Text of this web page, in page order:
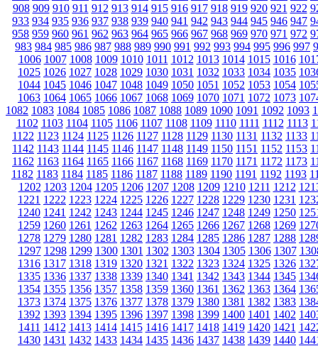
908 909 910 911 912 913 914 915 916 917 918 919 920 921 922
933 934 935 936 937 938 939 940 941 942 943 944 945 946 947
958 959 960 961 962 963 964 965 966 967 968 969 970 971 972
983 984 985 986 987 988 989 990 991 992 993 994 995 996 997
1006 1007 1008 1009 1010 1011 1012 1013 1014 1015 1016
1025 1026 1027 1028 1029 1030 1031 1032 1033 1034 1035
1044 1045 1046 1047 1048 1049 1050 1051 1052 1053 1054
1063 1064 1065 1066 1067 1068 1069 1070 1071 1072 1073
1082 1083 1084 1085 1086 1087 1088 1089 1090 1091 1092 1093
1102 1103 1104 1105 1106 1107 1108 1109 1110 1111 1112 1113
1122 1123 1124 1125 1126 1127 1128 1129 1130 1131 1132 1133
1142 1143 1144 1145 1146 1147 1148 1149 1150 1151 1152 1153
1162 1163 1164 1165 1166 1167 1168 1169 1170 1171 1172 1173
1182 1183 1184 1185 1186 1187 1188 1189 1190 1191 1192 1193
1202 1203 1204 1205 1206 1207 1208 1209 1210 1211 1212
1221 1222 1223 1224 1225 1226 1227 1228 1229 1230 1231
1240 1241 1242 1243 1244 1245 1246 1247 1248 1249 1250
1259 1260 1261 1262 1263 1264 1265 1266 1267 1268 1269
1278 1279 1280 1281 1282 1283 1284 1285 1286 1287 1288
1297 1298 1299 1300 1301 1302 1303 1304 1305 1306 1307
1316 1317 1318 1319 1320 1321 1322 1323 1324 1325 1326
1335 1336 1337 1338 1339 1340 1341 1342 1343 1344 1345
1354 1355 1356 1357 1358 1359 1360 1361 1362 1363 1364
1373 1374 1375 1376 1377 1378 1379 1380 1381 1382 1383
1392 1393 1394 1395 1396 1397 1398 1399 1400 1401 1402
1411 1412 1413 1414 1415 1416 1417 1418 1419 1420 1421
1430 1431 1432 1433 1434 1435 1436 1437 1438 1439 1440